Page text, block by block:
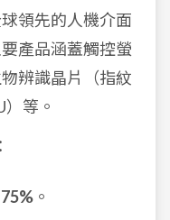
領先的人機介面
產品涵蓋觸控螢
辨識晶片（指紋
等。
：
75% 。